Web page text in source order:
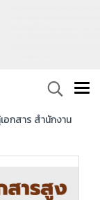
อกสาร สำนักงาน